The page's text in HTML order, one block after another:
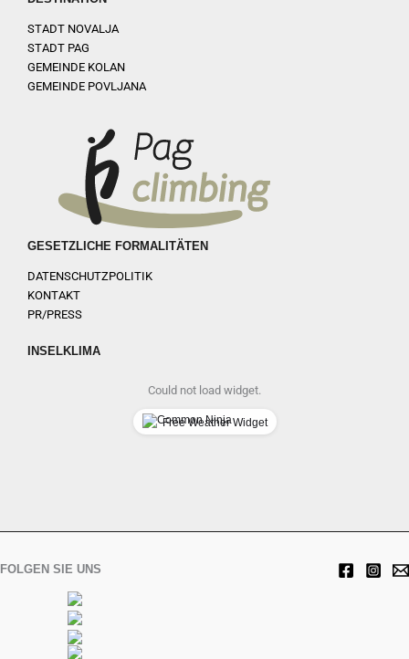
STADT NOVALJA
STADT PAG
GEMEINDE KOLAN
GEMEINDE POVLJANA
GESETZLICHE FORMALITÄTEN
DATENSCHUTZPOLITIK
KONTAKT
PR/PRESS
INSELKLIMA
Could not load widget.
Free Weather Widget
FOLGEN SIE UNS